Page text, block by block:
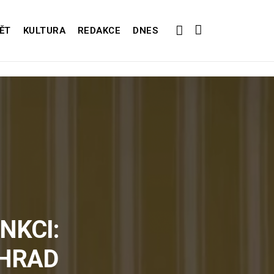
KULTURA REDAKCE DNES